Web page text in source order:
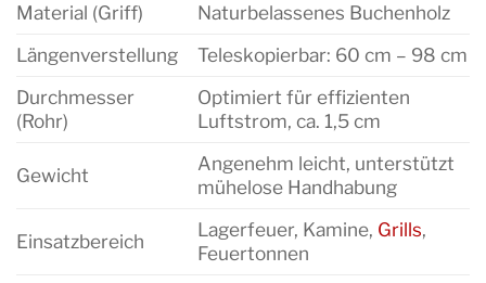
Material (Griff)
Naturbelassenes Buchenholz
Längenverstellung
Teleskopierbar: 60 cm – 98 cm
Durchmesser
(Rohr)
Optimiert für effizienten
Luftstrom, ca. 1,5 cm
Gewicht
Angenehm leicht, unterstützt
mühelose Handhabung
Einsatzbereich
Lagerfeuer, Kamine, Grills,
Feuertonnen